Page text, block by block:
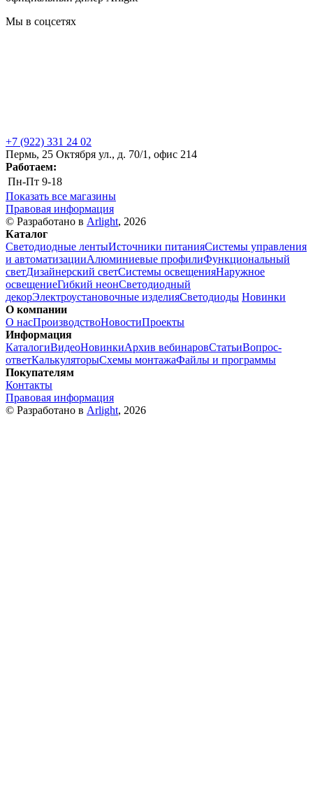
Мы в соцсетях
+7 (922) 331 24 02
Пермь, 25 Октября ул., д. 70/1, офис 214
Работаем:
Пн-Пт 9-18
Показать все магазины
Правовая информация
© Разработано в Arlight, 2026
Каталог
Светодиодные лентыИсточники питанияСистемы управления
и автоматизацииАлюминиевые профилиФункциональный
светДизайнерский светСистемы освещенияНаружное
освещениеГибкий неонСветодиодный
декорЭлектроустановочные изделияСветодиоды Новинки
О компании
О насПроизводствоНовостиПроекты
Информация
КаталогиВидеоНовинкиАрхив вебинаровСтатьиВопрос-
ответКалькуляторыСхемы монтажаФайлы и программы
Покупателям
Контакты
Правовая информация
© Разработано в Arlight, 2026